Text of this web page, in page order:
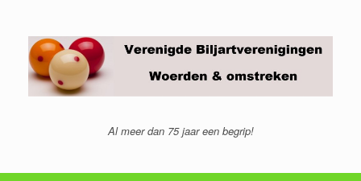
inhoud
Al meer dan 75 jaar een begrip!